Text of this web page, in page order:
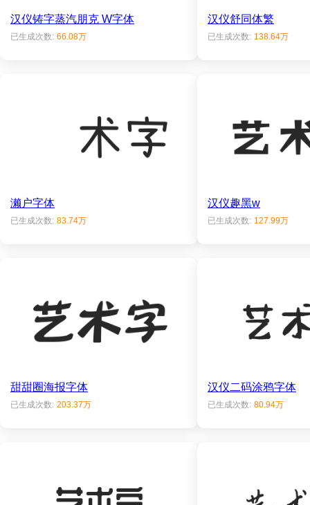
汉仪铸字蒸汽朋克 W字体
已生成次数: 66.08万
汉仪舒同体繁
已生成次数: 138.64万
濑户字体
已生成次数: 83.74万
汉仪趣黑w
已生成次数: 127.99万
甜甜圈海报字体
已生成次数: 203.37万
汉仪二码涂鸦字体
已生成次数: 80.94万